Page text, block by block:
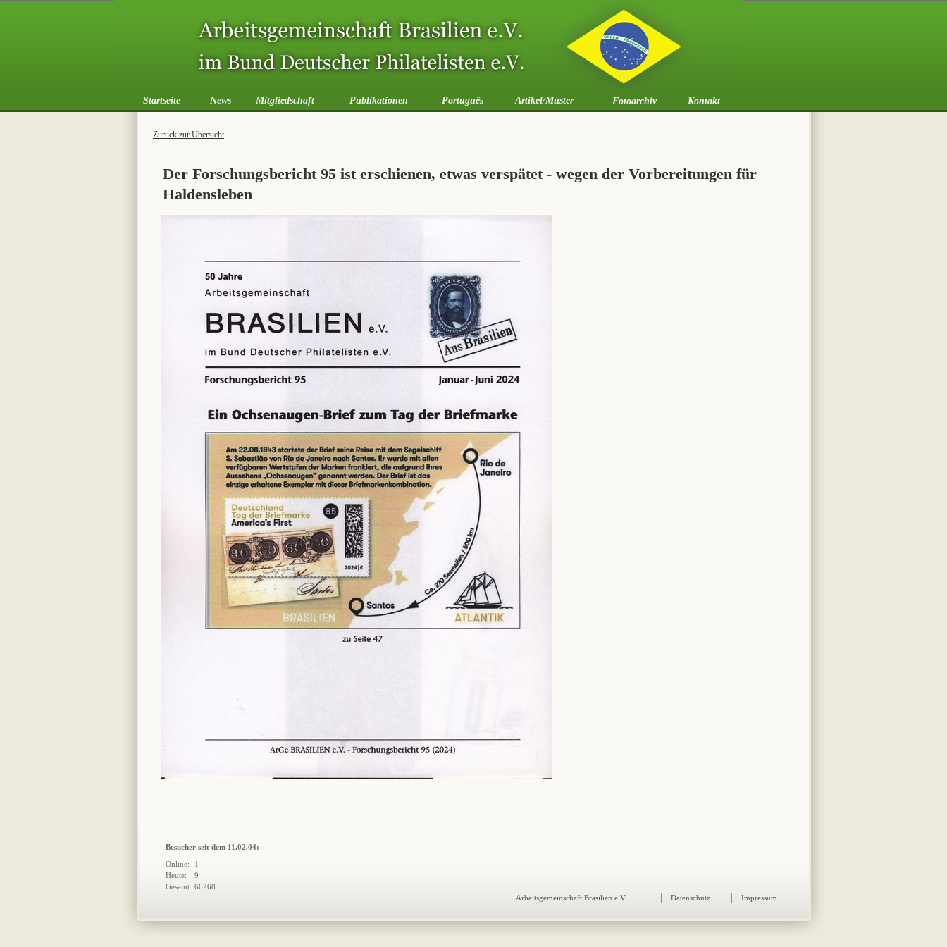
Der Forschungsbericht 95 ist erschienen, etwas verspätet - wegen der Vorbereitungen für
Haldensleben
Impressum
Arbeitsgemeinschaft Brasilien e.V Datenschutz
Besucher seit dem 11.02.04:
Startseite Mitgliedschaft Publikationen Português Artikel/Muster Kontakt
Fotoarchiv
News
Zurück zur Übersicht